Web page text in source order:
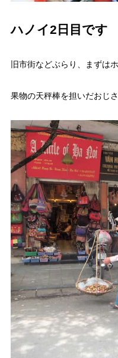
ハノイ2日目です
旧市街などぶらり、まずは
果物の天秤棒を担いだおじ